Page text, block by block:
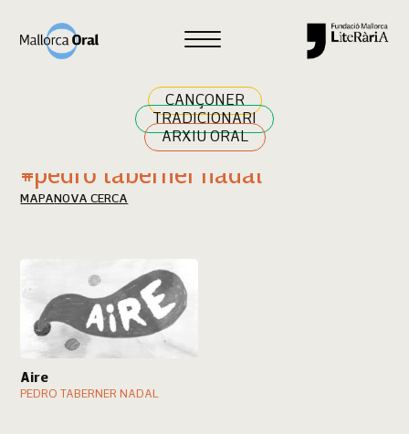
CANÇONER
TRADICIONARI
ARXIU ORAL
Cercar
Resultats cerca
#pedro taberner nadal
MAPA NOVA CERCA
Aire
PEDRO TABERNER NADAL